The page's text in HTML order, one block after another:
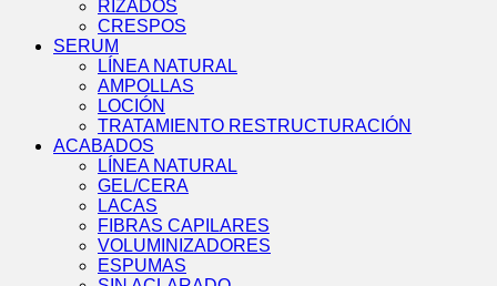
RIZADOS
CRESPOS
SERUM
LÍNEA NATURAL
AMPOLLAS
LOCIÓN
TRATAMIENTO RESTRUCTURACIÓN
ACABADOS
LÍNEA NATURAL
GEL/CERA
LACAS
FIBRAS CAPILARES
VOLUMINIZADORES
ESPUMAS